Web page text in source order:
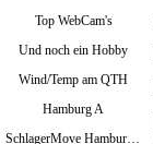
Top WebCam's
Und noch ein Hobby
Wind/Temp am QTH
Hamburg A
SchlagerMove Hamburg 2024